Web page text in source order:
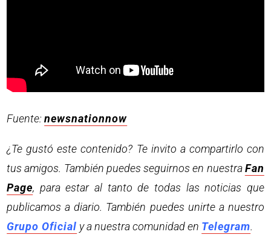
Fuente:newsnationnow
¿Te gustó este contenido? Te invito a compartirlo con
tus amigos. También puedes seguirnos en nuestraFan
Page, para estar al tanto de todas las noticias que
publicamos a diario. También puedes unirte a nuestro
Grupo Oficial y a nuestra comunidad en Telegram.